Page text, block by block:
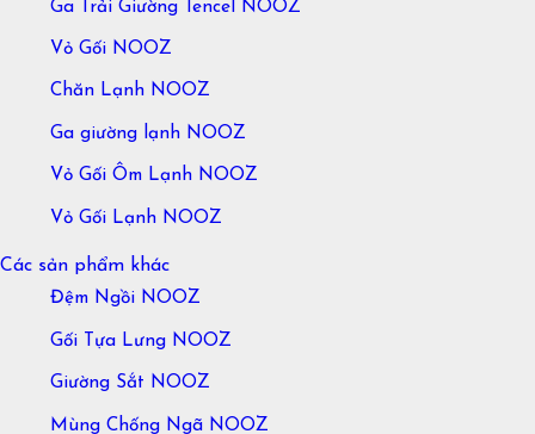
Ga Trải Giường Tencel NOOZ
Vỏ Gối NOOZ
Chăn Lạnh NOOZ
Ga giường lạnh NOOZ
Vỏ Gối Ôm Lạnh NOOZ
Vỏ Gối Lạnh NOOZ
Các sản phẩm khác
Đệm Ngồi NOOZ
Gối Tựa Lưng NOOZ
Giường Sắt NOOZ
Mùng Chống Ngã NOOZ